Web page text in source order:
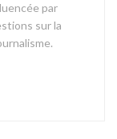
par
sur la